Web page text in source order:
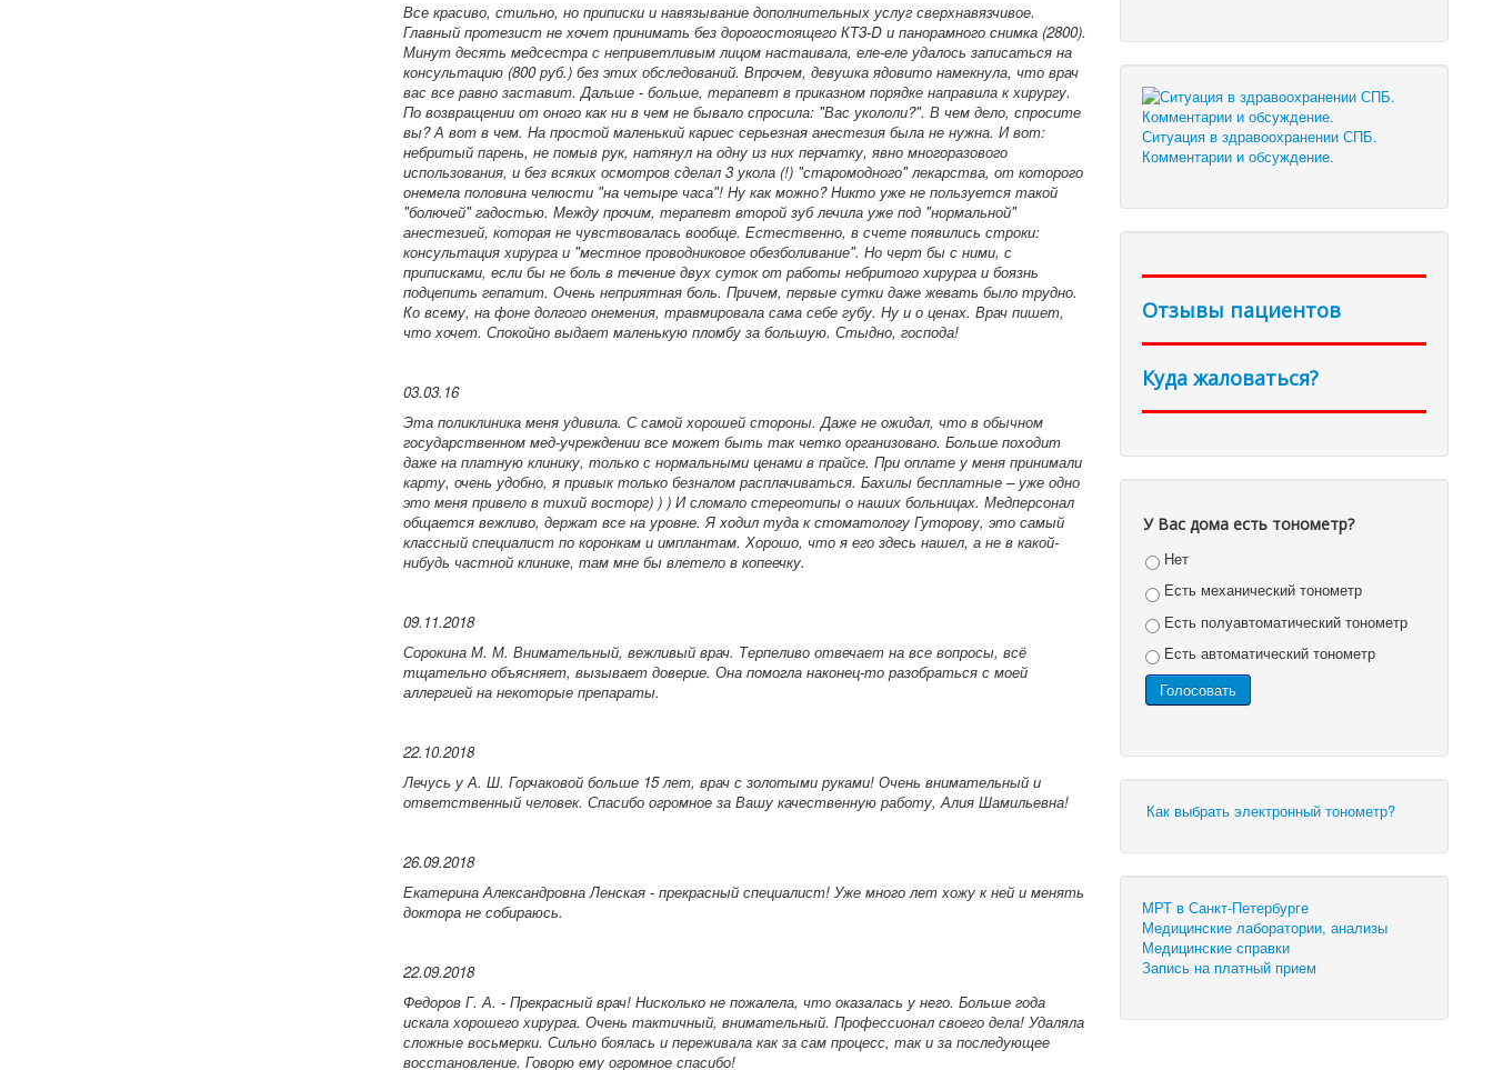
Все красиво, стильно, но приписки и навязывание дополнительных услуг сверхнавязчивое.
Главный протезист не хочет принимать без дорогостоящего КТ3-D и панорамного снимка (2800).
Минут десять медсестра с неприветливым лицом настаивала, еле-еле удалось записаться на
консультацию (800 руб.) без этих обследований. Впрочем, девушка ядовито намекнула, что врач
вас все равно заставит. Дальше - больше, терапевт в приказном порядке направила к хирургу.
По возвращении от оного как ни в чем не бывало спросила: "Вас укололи?". В чем дело, спросите
вы? А вот в чем. На простой маленький кариес серьезная анестезия была не нужна. И вот:
небритый парень, не помыв рук, натянул на одну из них перчатку, явно многоразового
использования, и без всяких осмотров сделал 3 укола (!) "старомодного" лекарства, от которого
онемела половина челюсти "на четыре часа"! Ну как можно? Никто уже не пользуется такой
"болючей" гадостью. Между прочим, терапевт второй зуб лечила уже под "нормальной"
анестезией, которая не чувствовалась вообще. Естественно, в счете появились строки:
консультация хирурга и "местное проводниковое обезболивание". Но черт бы с ними, с
приписками, если бы не боль в течение двух суток от работы небритого хирурга и боязнь
подцепить гепатит. Очень неприятная боль. Причем, первые сутки даже жевать было трудно.
Ко всему, на фоне долгого онемения, травмировала сама себе губу. Ну и о ценах. Врач пишет,
что хочет. Спокойно выдает маленькую пломбу за большую. Стыдно, господа!
03.03.16
Эта поликлиника меня удивила. С самой хорошей стороны. Даже не ожидал, что в обычном
государственном мед-учреждении все может быть так четко организовано. Больше походит
даже на платную клинику, только с нормальными ценами в прайсе. При оплате у меня принимали
карту, очень удобно, я привык только безналом расплачиваться. Бахилы бесплатные – уже одно
это меня привело в тихий восторг) ) ) И сломало стереотипы о наших больницах. Медперсонал
общается вежливо, держат все на уровне. Я ходил туда к стоматологу Гуторову, это самый
классный специалист по коронкам и имплантам. Хорошо, что я его здесь нашел, а не в какой-
нибудь частной клинике, там мне бы влетело в копеечку.
09.11.2018
Сорокина М. М. Внимательный, вежливый врач. Терпеливо отвечает на все вопросы, всё
тщательно объясняет, вызывает доверие. Она помогла наконец-то разобраться с моей
аллергией на некоторые препараты.
22.10.2018
Лечусь у А. Ш. Горчаковой больше 15 лет, врач с золотыми руками! Очень внимательный и
ответственный человек. Спасибо огромное за Вашу качественную работу, Алия Шамильевна!
26.09.2018
Екатерина АлександровнаЛенская - прекрасный специалист! Уже много лет хожу к ней и менять
доктора не собираюсь.
22.09.2018
Федоров Г. А. - Прекрасный врач! Нисколько не пожалела, что оказалась у него. Больше года
искала хорошего хирурга. Очень тактичный, внимательный. Профессионал своего дела! Удаляла
сложные восьмерки. Сильно боялась и переживала как за сам процесс, так и за последующее
восстановление. Говорю ему огромное спасибо!
Ситуация в здравоохранении СПБ.
Комментарии и обсуждение.
Отзывы пациентов
Куда жаловаться?
У Вас дома есть тонометр?
Нет
Есть механический тонометр
Есть полуавтоматический тонометр
Есть автоматический тонометр
Как выбрать электронный тонометр?
МРТ в Санкт-Петербурге
Медицинские лаборатории, анализы
Медицинские справки
Запись на платный прием